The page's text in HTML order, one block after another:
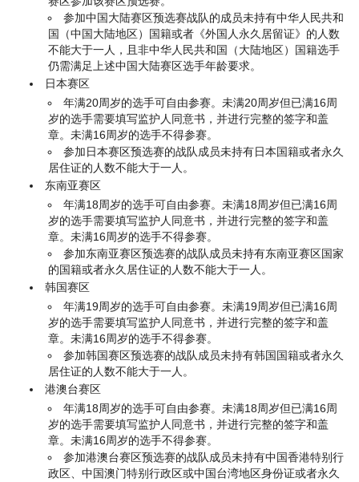
参加中国大陆赛区预选赛战队的成员未持有中华人民共和
国（中国大陆地区）国籍或者《外国人永久居留证》的人数
不能大于一人，且非中华人民共和国（大陆地区）国籍选手
仍需满足上述中国大陆赛区选手年龄要求。
日本赛区
年满20周岁的选手可自由参赛。未满20周岁但已满16周
岁的选手需要填写监护人同意书，并进行完整的签字和盖
章。未满16周岁的选手不得参赛。
参加日本赛区预选赛的战队成员未持有日本国籍或者永久
居住证的人数不能大于一人。
东南亚赛区
年满18周岁的选手可自由参赛。未满18周岁但已满16周
岁的选手需要填写监护人同意书，并进行完整的签字和盖
章。未满16周岁的选手不得参赛。
参加东南亚赛区预选赛的战队成员未持有东南亚赛区国家
的国籍或者永久居住证的人数不能大于一人。
韩国赛区
年满19周岁的选手可自由参赛。未满19周岁但已满16周
岁的选手需要填写监护人同意书，并进行完整的签字和盖
章。未满16周岁的选手不得参赛。
参加韩国赛区预选赛的战队成员未持有韩国国籍或者永久
居住证的人数不能大于一人。
港澳台赛区
年满18周岁的选手可自由参赛。未满18周岁但已满16周
岁的选手需要填写监护人同意书，并进行完整的签字和盖
章。未满16周岁的选手不得参赛。
参加港澳台赛区预选赛的战队成员未持有中国香港特别行
政区、中国澳门特别行政区或中国台湾地区身份证或者永久